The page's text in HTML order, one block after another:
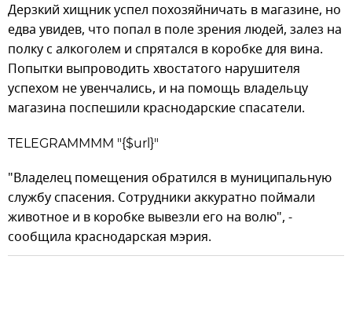
Дерзкий хищник успел похозяйничать в магазине, но
едва увидев, что попал в поле зрения людей, залез на
полку с алкоголем и спрятался в коробке для вина.
Попытки выпроводить хвостатого нарушителя
успехом не увенчались, и на помощь владельцу
магазина поспешили краснодарские спасатели.
TELEGRAMMMM "{$url}"
"Владелец помещения обратился в муниципальную
службу спасения. Сотрудники аккуратно поймали
животное и в коробке вывезли его на волю", -
сообщила краснодарская мэрия.